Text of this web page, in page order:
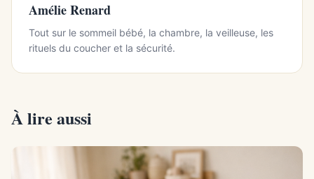
Amélie Renard
Tout sur le sommeil bébé, la chambre, la veilleuse, les
rituels du coucher et la sécurité.
À lire aussi